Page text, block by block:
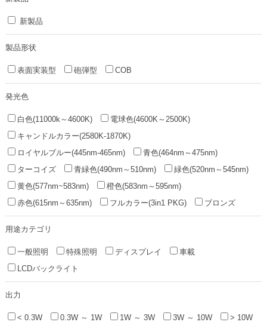
新製品
製品形状
表面実装型 砲弾型 COB
発光色
白色(11000k～4600K)
電球色(4600K～2500K)
キャンドルカラー(2580K-1870K)
ロイヤルブルー(445nm-465nm)
青色(464nm～475nm)
ターコイズ
青緑色(490nm～510nm)
緑色(520nm～545nm)
黄色(577nm~583nm)
橙色(583nm～595nm)
赤色(615nm～635nm)
フルカラー(3in1 PKG) ブロンズ
用途カテゴリ
一般照明 特殊照明 ディスプレイ
車載
LCDバックライト
出力
< 0.3W 0.3W ～ 1W 1W ～ 3W 3W ～ 10W > 10W